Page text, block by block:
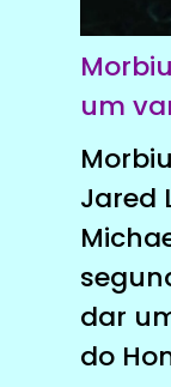
um
Jared
dar
do